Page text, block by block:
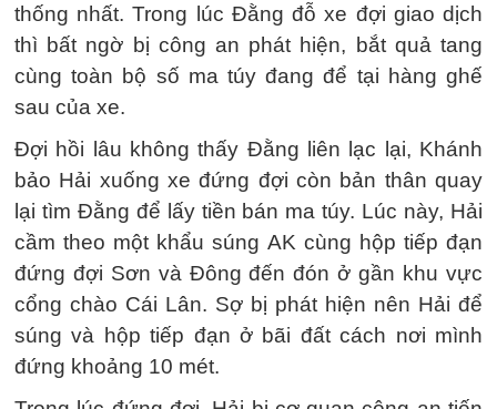
thống nhất. Trong lúc Đằng đỗ xe đợi giao dịch
thì bất ngờ bị công an phát hiện, bắt quả tang
cùng toàn bộ số ma túy đang để tại hàng ghế
sau của xe.
Đợi hồi lâu không thấy Đằng liên lạc lại, Khánh
bảo Hải xuống xe đứng đợi còn bản thân quay
lại tìm Đằng để lấy tiền bán ma túy. Lúc này, Hải
cầm theo một khẩu súng AK cùng hộp tiếp đạn
đứng đợi Sơn và Đông đến đón ở gần khu vực
cổng chào Cái Lân. Sợ bị phát hiện nên Hải để
súng và hộp tiếp đạn ở bãi đất cách nơi mình
đứng khoảng 10 mét.